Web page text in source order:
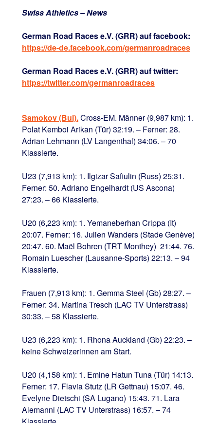
Swiss Athletics – News
German Road Races e.V. (GRR) auf facebook:
https://de-de.facebook.com/germanroadraces
German Road Races e.V. (GRR) auf twitter:
https://twitter.com/germanroadraces
Samokov (Bul).Cross-EM. Männer (9,987 km): 1.
Polat Kemboi Arikan (Tür) 32:19. – Ferner: 28.
Adrian Lehmann (LV Langenthal) 34:06. – 70
Klassierte.
U23 (7,913 km): 1. Ilgizar Safiulin (Russ) 25:31.
Ferner: 50. Adriano Engelhardt (US Ascona)
27:23. – 66 Klassierte.
U20 (6,223 km): 1. Yemaneberhan Crippa (It)
20:07. Ferner: 16. Julien Wanders (Stade Genève)
20:47. 60. Maël Bohren (TRT Monthey) 21:44. 76.
Romain Luescher (Lausanne-Sports) 22:13. – 94
Klassierte.
Frauen (7,913 km): 1. Gemma Steel (Gb) 28:27. –
Ferner: 34. Martina Tresch (LAC TV Unterstrass)
30:33. – 58 Klassierte.
U23 (6,223 km): 1. Rhona Auckland (Gb) 22:23. –
keine Schweizerinnen am Start.
U20 (4,158 km): 1. Emine Hatun Tuna (Tür) 14:13.
Ferner: 17. Flavia Stutz (LR Gettnau) 15:07. 46.
Evelyne Dietschi (SA Lugano) 15:43. 71. Lara
Alemanni (LAC TV Unterstrass) 16:57. – 74